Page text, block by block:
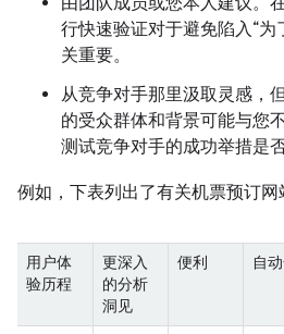
行快速验证对于避免陷入“为
关重要。
从竞争对手那里汲取灵感，
的受众群体和背景可能与您
测试竞争对手的成功举措是
例如，下表列出了有关机票预订网
用户体
验历程
更深入
的分析
洞见
便利 自